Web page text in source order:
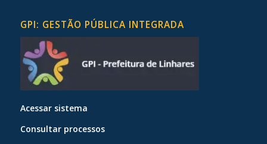
GPI: GESTÃO PÚBLICA INTEGRADA
Acessar sistema
Consultar processos